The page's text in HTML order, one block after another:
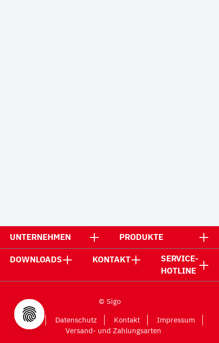
UNTERNEHMEN PRODUKTE
DOWNLOADS KONTAKT
SERVICE-
HOTLINE
© Sigo
AGB
Datenschutz Kontakt
Impressum
Versand- und Zahlungsarten